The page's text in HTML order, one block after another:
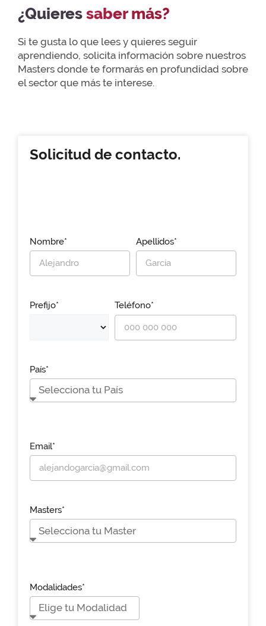
¿Quieressaber más?
Si te gusta lo que lees y quieres seguir
aprendiendo, solicita información sobre nuestros
Masters donde te formarás en profundidad sobre
el sector que más te interese.
Solicitud de contacto.
Nombre* Apellidos*
Prefijo* Teléfono*
País*
Email*
Masters*
Modalidades*